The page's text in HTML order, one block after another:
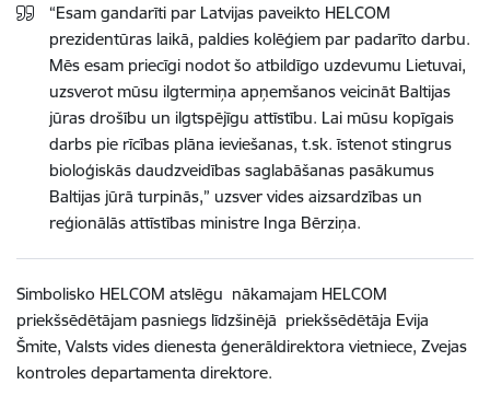
“Esam gandarīti par Latvijas paveikto HELCOM
prezidentūras laikā, paldies kolēģiem par padarīto darbu.
Mēs esam priecīgi nodot šo atbildīgo uzdevumu Lietuvai,
uzsverot mūsu ilgtermiņa apņemšanos veicināt Baltijas
jūras drošību un ilgtspējīgu attīstību. Lai mūsu kopīgais
darbs pie rīcības plāna ieviešanas, t.sk. īstenot stingrus
bioloģiskās daudzveidības saglabāšanas pasākumus
Baltijas jūrā turpinās,” uzsver vides aizsardzības un
reģionālās attīstības ministre Inga Bērziņa.
Simbolisko HELCOM atslēgu nākamajam HELCOM
priekšsēdētājam pasniegs līdzšinējā priekšsēdētāja Evija
Šmite, Valsts vides dienesta ģenerāldirektora vietniece, Zvejas
kontroles departamenta direktore.